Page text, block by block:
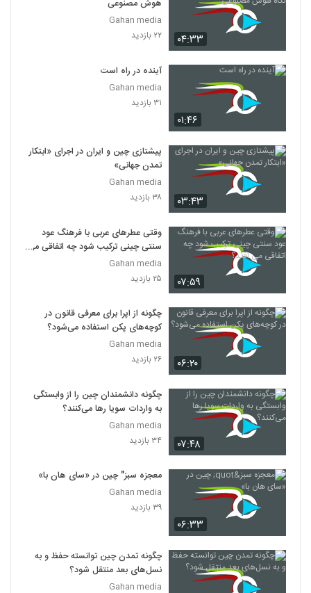
۰۴:۳۳
هوش مصنوعی
Gahan media
۲۲ بازدید
۰۱:۴۶
آینده در راه است
Gahan media
۳۱ بازدید
۰۳:۴۳
پیشتازی چین و ایران در اجرای «ابتکار
تمدن جهانی»
Gahan media
۳۸ بازدید
۰۷:۵۹
وقتی عطرهای عربی با فرهنگ عود
سنتی چینی ترکیب شود چه اتفاقی می
افتد؟
Gahan media
۲۵ بازدید
۰۶:۲۰
چگونه از اپرا برای معرفی قانون در
کوچه‌های پکن استفاده می‌شود؟
Gahan media
۲۶ بازدید
۰۷:۴۸
چگونه دانشمندان چین را از وابستگی
به واردات سویا رها می‌کنند؟
Gahan media
۳۴ بازدید
۰۶:۳۳
معجزه سبز" چین در «سای هان با»
Gahan media
۳۹ بازدید
چگونه تمدن چین توانسته حفظ و به
نسل‌های بعد منتقل شود؟
Gahan media